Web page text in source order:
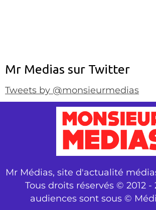
Mr Medias sur Twitter
Tweets by @monsieurmedias
Mr Médias, site d'actualité
Tous droits réservés © 2012 -
audiences sont sous ©